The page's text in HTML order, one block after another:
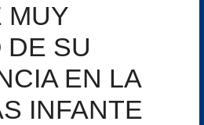
MUY
DE SU
EN LA
INFANTE